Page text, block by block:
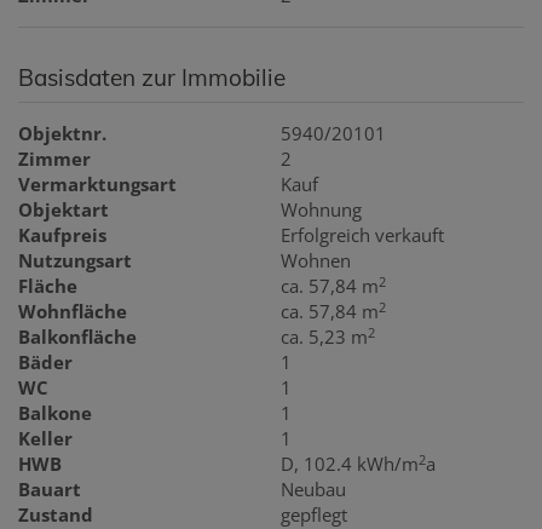
Basisdaten zur Immobilie
Objektnr.
5940/20101
Zimmer
2
Vermarktungsart
Kauf
Objektart
Wohnung
Kaufpreis
Erfolgreich verkauft
Nutzungsart
Wohnen
Fläche
ca. 57,84 m2
Wohnfläche ca. 57,84 m2
Balkonfläche ca. 5,23 m2
Bäder
1
WC
1
Balkone
1
Keller
1
HWB
D, 102.4 kWh/m2a
Bauart
Neubau
Zustand
gepflegt